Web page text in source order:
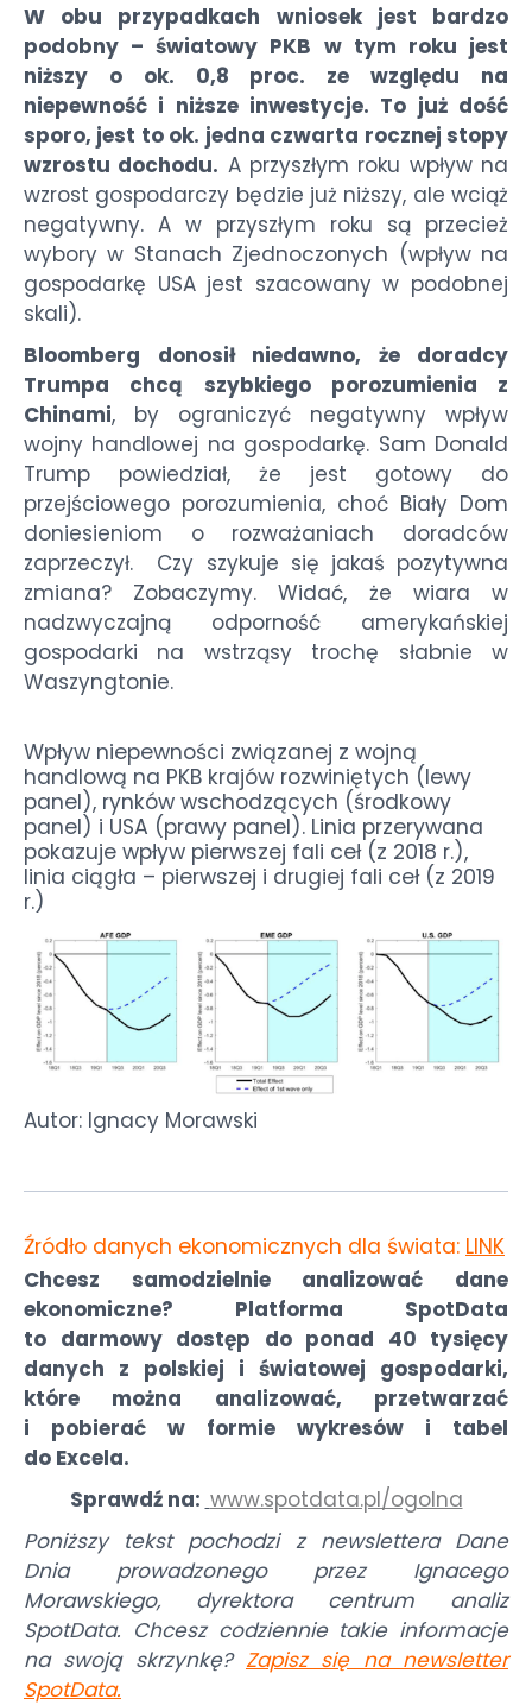
W obu przypadkach wniosek jest bardzo
podobny – światowy PKB w tym roku jest
niższy o ok. 0,8 proc. ze względu na
niepewność i niższe inwestycje. To już dość
sporo, jest to ok. jedna czwarta rocznej stopy
wzrostu dochodu. A przyszłym roku wpływ na
wzrost gospodarczy będzie już niższy, ale wciąż
negatywny. A w przyszłym roku są przecież
wybory w Stanach Zjednoczonych (wpływ na
gospodarkę USA jest szacowany w podobnej
skali).
Bloomberg donosił niedawno, że doradcy
Trumpa chcą szybkiego porozumienia z
Chinami, by ograniczyć negatywny wpływ
wojny handlowej na gospodarkę. Sam Donald
Trump powiedział, że jest gotowy do
przejściowego porozumienia, choć Biały Dom
doniesieniom o rozważaniach doradców
zaprzeczył. Czy szykuje się jakaś pozytywna
zmiana? Zobaczymy. Widać, że wiara w
nadzwyczajną odporność amerykańskiej
gospodarki na wstrząsy trochę słabnie w
Waszyngtonie.
Wpływ niepewności związanej z wojną
handlową na PKB krajów rozwiniętych (lewy
panel), rynków wschodzących (środkowy
panel) i USA (prawy panel). Linia przerywana
pokazuje wpływ pierwszej fali ceł (z 2018 r.),
linia ciągła – pierwszej i drugiej fali ceł (z 2019
r.)
Autor: Ignacy Morawski
Źródło danych ekonomicznych dla świata: LINK
Chcesz samodzielnie analizować dane
ekonomiczne? Platforma SpotData
to darmowy dostęp do ponad 40 tysięcy
danych z polskiej i światowej gospodarki,
które można analizować, przetwarzać
i pobierać w formie wykresów i tabel
do Excela.
Sprawdź na: www.spotdata.pl/ogolna
Poniższy tekst pochodzi z newslettera Dane
Dnia prowadzonego przez Ignacego
Morawskiego, dyrektora centrum analiz
SpotData. Chcesz codziennie takie informacje
na swoją skrzynkę? Zapisz się na newsletter
SpotData.